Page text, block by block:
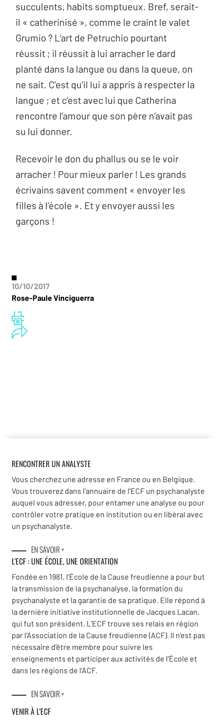
10/10/2017
Rose-Paule Vinciguerra
succulents, habits somptueux. Bref, serait-
il « catherinisé », comme le craint le valet
Grumio ? L’art de Petruchio pourtant
réussit ; il réussit à lui arracher le dard
planté dans la langue ou dans la queue, on
ne sait. C’est qu’il lui a appris à respecter la
langue ; et c’est avec lui que Catherina
rencontre l’amour que son père n’avait pas
su lui donner.
Recevoir le don du phallus ou se le voir
arracher ! Pour mieux parler ! Les grands
écrivains savent comment « envoyer les
filles à l’école ». Et y envoyer aussi les
garçons !
RENCONTRER UN ANALYSTE
Vous cherchez une adresse en France ou en Belgique.
Vous trouverez dans l'annuaire de l'ECF un psychanalyste
auquel vous adresser, pour entamer une analyse ou pour
contrôler votre pratique en institution ou en libéral avec
un psychanalyste.
EN SAVOIR +
L'ECF : UNE ÉCOLE, UNE ORIENTATION
Fondée en 1981, l’École de la Cause freudienne a pour but
la transmission de la psychanalyse, la formation du
psychanalyste et la garantie de sa pratique. Elle répond à
la dernière initiative institutionnelle de Jacques Lacan,
qui fut son président. L’ECF trouve ses relais en région
par l’Association de la Cause freudienne (ACF). Il n’est pas
nécessaire d’être membre pour suivre les
enseignements et participer aux activités de l’École et
dans les régions de l’ACF.
EN SAVOIR +
VENIR À L’ECF